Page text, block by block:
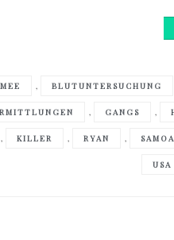
, BLUTUNTERSUCHUNG
, GANGS ,
, KILLER , RYAN , SAMOA
USA